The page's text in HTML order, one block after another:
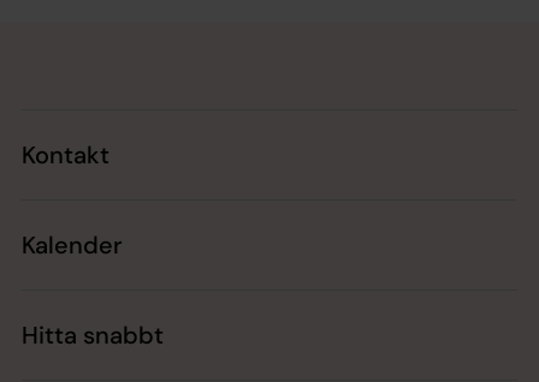
Kontakt
Kalender
Hitta snabbt